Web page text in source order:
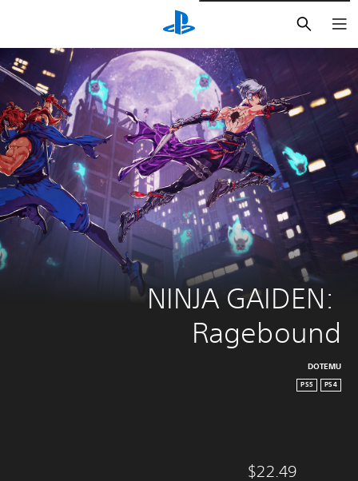
NINJA GAIDEN:
Ragebound
DOTEMU
PS4
PS5
$22.49